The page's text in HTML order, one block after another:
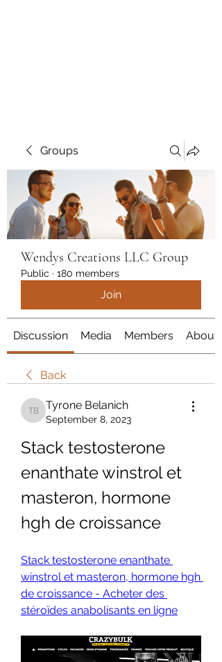
Groups
Wendys Creations LLC Group
Public · 180 members
Join
Discussion Media Members About
Back
Tyrone Belanich
Tyrone Belanich
September 8, 2023
Stack testosterone
enanthate winstrol et
masteron, hormone
hgh de croissance
Stack testosterone enanthate
winstrol et masteron, hormone hgh
de croissance - Acheter des
stéroïdes anabolisants en ligne